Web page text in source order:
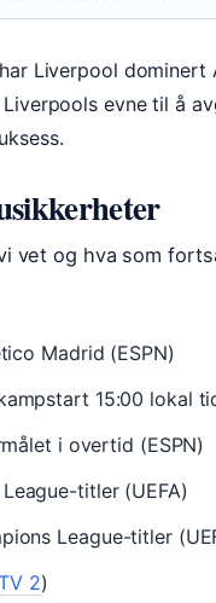
Liverpool dominert
evne til å
vet og hva som
Madrid (ESPN)
15:00 lokal
i overtid (ESPN)
titler (UEFA)
League-titler
2)